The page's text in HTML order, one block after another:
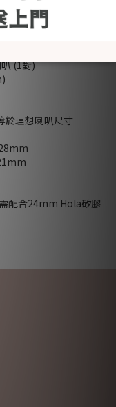
顧客評價
(1對)
於理想喇叭尺寸
配合24mm Hola矽膠